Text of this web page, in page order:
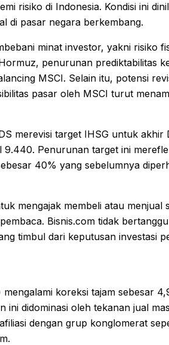
risiko di Indonesia. Kondisi ini
di pasar negara berkembang.
minat investor, yakni risiko
penurunan prediktabilitas
MSCI. Selain itu, potensi
pasar oleh MSCI turut
merevisi target IHSG untuk akhir
9.440. Penurunan target ini
40% yang sebelumnya
mengajak membeli atau menjual
Bisnis.com tidak
timbul dari keputusan investasi
koreksi tajam sebesar
ini didominasi oleh tekanan jual
dengan grup konglomerat